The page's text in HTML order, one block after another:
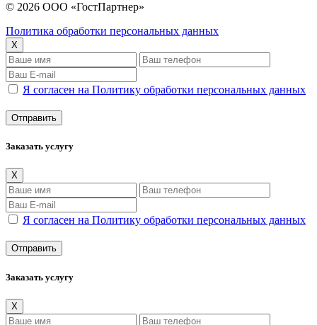
© 2026 ООО «ГостПартнер»
Политика обработки персональных данных
X
Я согласен на Политику обработки персональных данных
Заказать услугу
X
Я согласен на Политику обработки персональных данных
Заказать услугу
X